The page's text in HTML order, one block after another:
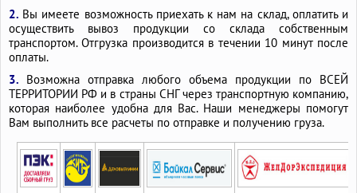
2. Вы имеете возможность приехать к нам на склад, оплатить и
осуществить вывоз продукции со склада собственным
транспортом. Отгрузка производится в течении 10 минут после
оплаты.
3. Возможна отправка любого объема продукции по ВСЕЙ
ТЕРРИТОРИИ РФ и в страны СНГ через транспортную компанию,
которая наиболее удобна для Вас. Наши менеджеры помогут
Вам выполнить все расчеты по отправке и получению груза.